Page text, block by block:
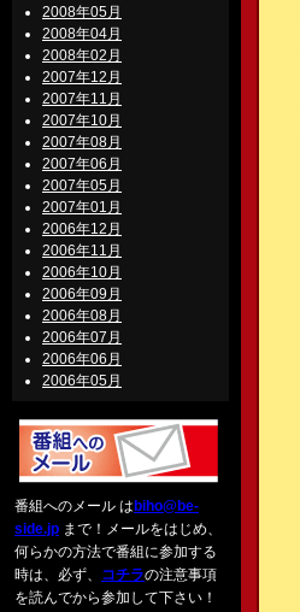
2008年05月
2008年04月
2008年02月
2007年12月
2007年11月
2007年10月
2007年08月
2007年06月
2007年05月
2007年01月
2006年12月
2006年11月
2006年10月
2006年09月
2006年08月
2006年07月
2006年06月
2006年05月
番組へのメール は biho@be-
side.jp まで！メールをはじめ、
何らかの方法で番組に参加する
時は、必ず、 コチラの注意事項
を読んでから参加して下さい！